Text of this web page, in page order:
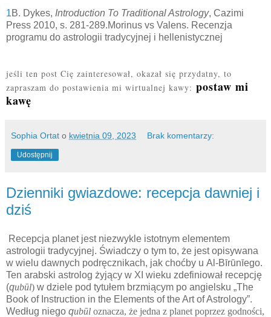
1B. Dykes, Introduction To Traditional Astrology, Cazimi
Press 2010, s. 281-289.Morinus vs Valens. Recenzja
programu do astrologii tradycyjnej i hellenistycznej
jeśli ten post Cię zainteresował, okazał się przydatny, to
zapraszam do postawienia mi wirtualnej kawy: postaw mi
kawę
Sophia Ortat o kwietnia 09, 2023 Brak komentarzy:
Udostępnij
Dzienniki gwiazdowe: recepcja dawniej i
dziś
Recepcja planet jest niezwykle istotnym elementem
astrologii tradycyjnej. Świadczy o tym to, że jest opisywana
w wielu dawnych podręcznikach, jak choćby u Al -Bīrūnīego.
Ten arabski astrolog żyjący w XI wieku zdefiniował recepcję
(qubūl) w dziele pod tytułem brzmiącym po angielsku „The
Book of Instruction in the Elements of the Art of Astrology”.
Według niego qubūl oznacza, że jedna z planet poprzez godności,